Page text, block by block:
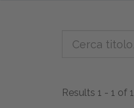
Results 1 - 1 of 1